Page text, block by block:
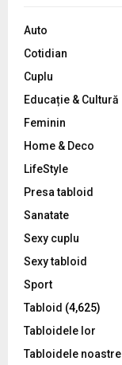
o
:
Auto
Cotidian
Cuplu
Educație & Cultură
Feminin
Home & Deco
LifeStyle
Presa tabloid
Sanatate
Sexy cuplu
Sexy tabloid
Sport
Tabloid (4,625)
Tabloidele lor
Tabloidele noastre